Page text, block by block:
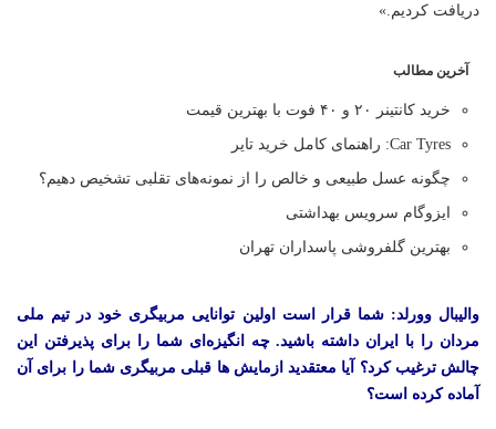
دریافت کردیم.»
آخرین مطالب
خرید کانتینر ۲۰ و ۴۰ فوت با بهترین قیمت
Car Tyres: راهنمای کامل خرید تایر
چگونه عسل طبیعی و خالص را از نمونه‌های تقلبی تشخیص دهیم؟
ایزوگام سرویس بهداشتی
بهترین گلفروشی پاسداران تهران
والیبال وورلد: شما قرار است اولین توانایی مربیگری خود در تیم ملی
مردان را با ایران داشته باشید. چه انگیزه‌ای شما را برای پذیرفتن این
چالش ترغیب کرد؟ آیا معتقدید ازمایش ها قبلی مربیگری شما را برای آن
آماده کرده است؟